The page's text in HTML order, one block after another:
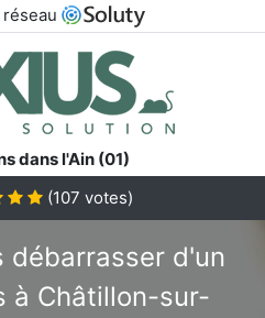
dans l'Ain (01)
(107 votes)
débarrasser d'un
à Châtillon-sur-